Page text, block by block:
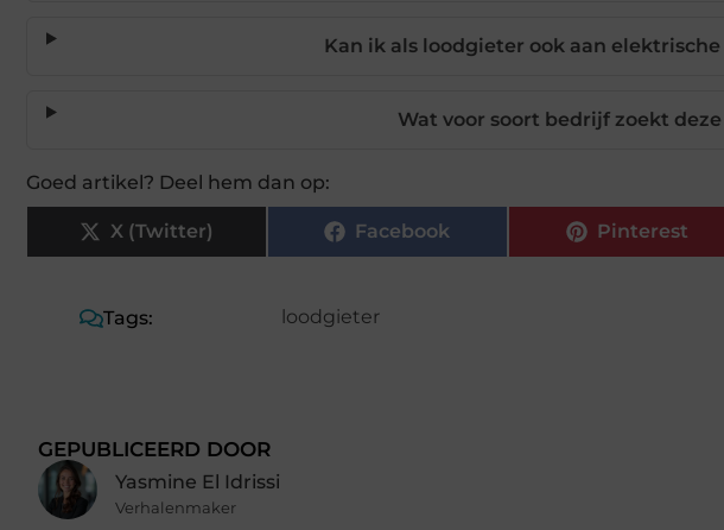
Kan ik als loodgieter ook aan
Wat voor soort bedrijf zoekt
Goed artikel? Deel hem dan op:
X (Twitter) Facebook Pinterest
Tags: loodgieter
GEPUBLICEERD DOOR
Yasmine El Idrissi
Verhalenmaker